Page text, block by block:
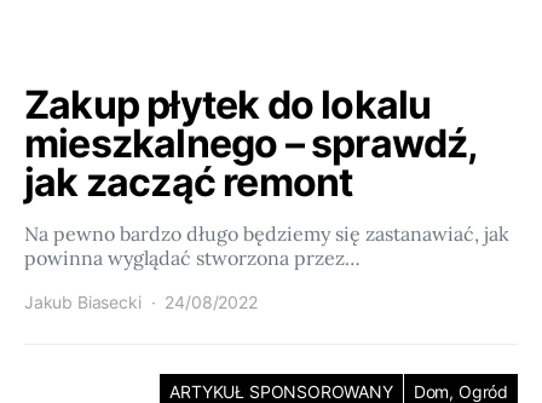
Zakup płytek do lokalu
mieszkalnego – sprawdź,
jak zacząć remont
Na pewno bardzo długo będziemy się zastanawiać, jak
powinna wyglądać stworzona przez…
Jakub Biasecki 24/08/2022
ARTYKUŁ SPONSOROWANY Dom, Ogród